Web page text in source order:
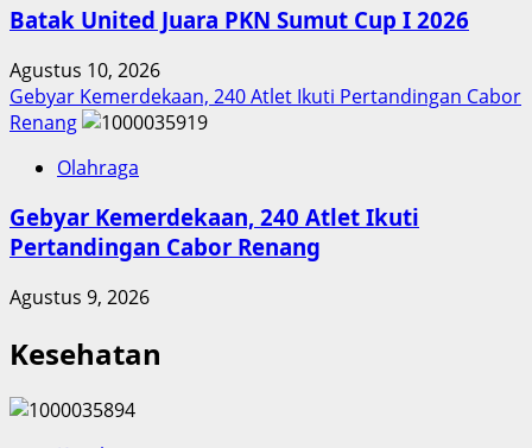
Batak United Juara PKN Sumut Cup I 2026
Agustus 10, 2026
Gebyar Kemerdekaan, 240 Atlet Ikuti Pertandingan Cabor
Renang
Olahraga
Gebyar Kemerdekaan, 240 Atlet Ikuti
Pertandingan Cabor Renang
Agustus 9, 2026
Kesehatan